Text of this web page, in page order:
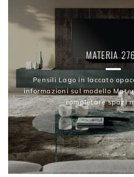
MATERIA
Pensili Lago in laccato
informazioni sul modello
completare spazi